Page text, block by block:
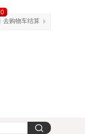
0
去购物车结算